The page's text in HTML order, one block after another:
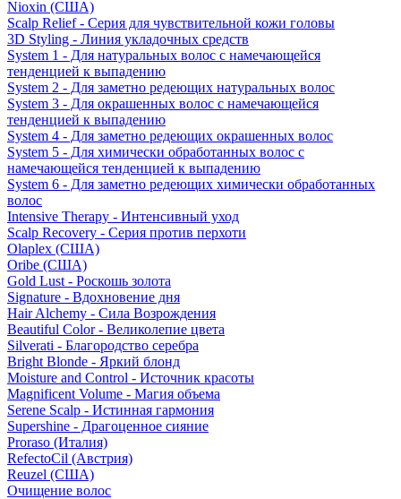
Nioxin (США)
Scalp Relief - Серия для чувствительной кожи головы
3D Styling - Линия укладочных средств
System 1 - Для натуральных волос с намечающейся
тенденцией к выпадению
System 2 - Для заметно редеющих натуральных волос
System 3 - Для окрашенных волос с намечающейся
тенденцией к выпадению
System 4 - Для заметно редеющих окрашенных волос
System 5 - Для химически обработанных волос с
намечающейся тенденцией к выпадению
System 6 - Для заметно редеющих химически обработанных
волос
Intensive Therapy - Интенсивный уход
Scalp Recovery - Серия против перхоти
Olaplex (США)
Oribe (США)
Gold Lust - Роскошь золота
Signature - Вдохновение дня
Hair Alchemy - Сила Возрождения
Beautiful Color - Великолепие цвета
Silverati - Благородство серебра
Bright Blonde - Яркий блонд
Moisture and Control - Источник красоты
Magnificent Volume - Магия объема
Serene Scalp - Истинная гармония
Supershine - Драгоценное сияние
Proraso (Италия)
RefectoCil (Австрия)
Reuzel (США)
Очищение волос